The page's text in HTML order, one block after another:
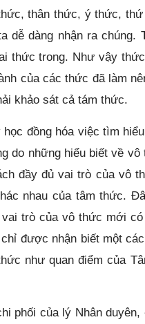
thân thức, ý thức, thứ
dễ dàng nhận ra chúng.
thức trong. Như vậy
của các thức đã làm
khảo sát cả tám thức.
đồng hóa việc tìm
do những hiểu biết về vô
đầy đủ vai trò của vô
nhau của tâm thức.
trò của vô thức mới
được nhận biết một
như quan điểm của
phối của lý Nhân duyên,